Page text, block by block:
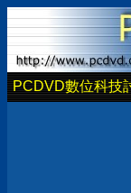
PCDVD數位科技